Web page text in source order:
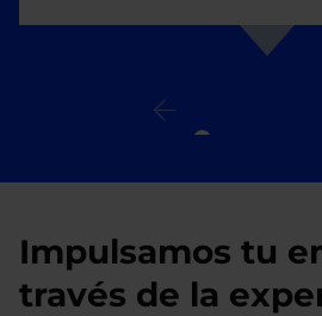
Impulsamos tu
través de la